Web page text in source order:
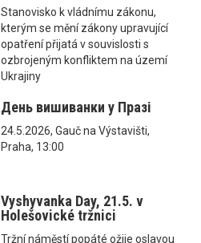
Stanovisko k vládnímu zákonu,
kterým se mění zákony upravující
opatření přijatá v souvislosti s
ozbrojeným konfliktem na území
Ukrajiny
День вишиванки у Празі
24.5.2026, Gauč na Výstavišti,
Praha, 13:00
Vyshyvanka Day, 21.5. v
Holešovické tržnici
Tržní náměstí popáté ožije oslavou